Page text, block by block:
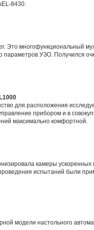
8430.
Это многофункциональный
параметров УЗО. Получился
для расположения
прибором и в
максимально комфортной.
камеры
испытаний были
модели настольного